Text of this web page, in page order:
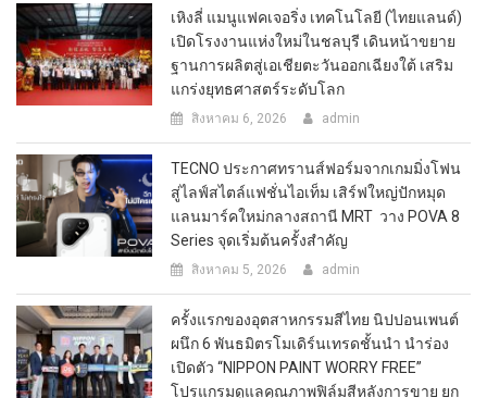
เหิงลี่ แมนูแฟคเจอริ่ง เทคโนโลยี (ไทยแลนด์)
เปิดโรงงานแห่งใหม่ในชลบุรี เดินหน้าขยาย
ฐานการผลิตสู่เอเชียตะวันออกเฉียงใต้ เสริม
แกร่งยุทธศาสตร์ระดับโลก
สิงหาคม 6, 2026 admin
TECNO ประกาศทรานส์ฟอร์มจากเกมมิ่งโฟน
สู่ไลฟ์สไตล์แฟชั่นไอเท็ม เสิร์ฟใหญ่ปักหมุด
แลนมาร์คใหม่กลางสถานี MRT วาง POVA 8
Series จุดเริ่มต้นครั้งสำคัญ
สิงหาคม 5, 2026 admin
ครั้งแรกของอุตสาหกรรมสีไทย นิปปอนเพนต์
ผนึก 6 พันธมิตรโมเดิร์นเทรดชั้นนำ นำร่อง
เปิดตัว “NIPPON PAINT WORRY FREE”
โปรแกรมดูแลคุณภาพฟิล์มสีหลังการขาย ยก